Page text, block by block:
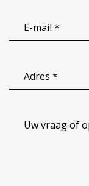
email(Vereist)
Adres(Vereist)